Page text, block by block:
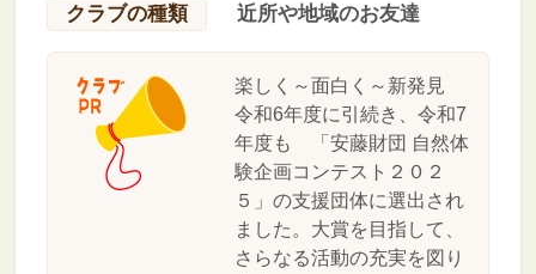
クラブの種類
近所や地域のお友達
楽しく～面白く～新発見
令和6年度に引続き、令和7
年度も 「安藤財団 自然体
験企画コンテスト２０２
５」の支援団体に選出され
ました。大賞を目指して、
さらなる活動の充実を図り